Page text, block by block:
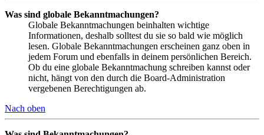
Was sind globale Bekanntmachungen?
Globale Bekanntmachungen beinhalten wichtige
Informationen, deshalb solltest du sie so bald wie möglich
lesen. Globale Bekanntmachungen erscheinen ganz oben in
jedem Forum und ebenfalls in deinem persönlichen Bereich.
Ob du eine globale Bekanntmachung schreiben kannst oder
nicht, hängt von den durch die Board-Administration
vergebenen Berechtigungen ab.
Nach oben